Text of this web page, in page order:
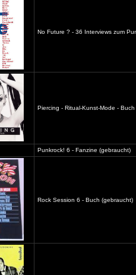
No Future ? - 36 Interviews zum
Piercing - Ritual-Kunst-Mode -
Punkrock! 6 - Fanzine (gebraucht)
Rock Session 6 - Buch (gebraucht)